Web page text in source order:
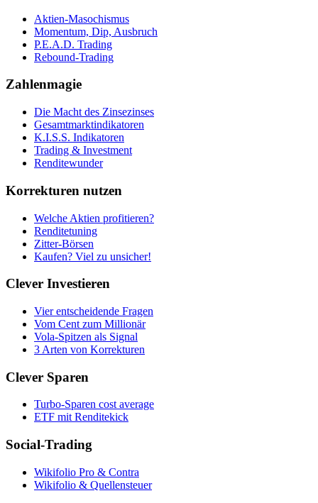
Aktien-Masochismus
Momentum, Dip, Ausbruch
P.E.A.D. Trading
Rebound-Trading
Zahlenmagie
Die Macht des Zinsezinses
Gesamtmarktindikatoren
K.I.S.S. Indikatoren
Trading & Investment
Renditewunder
Korrekturen nutzen
Welche Aktien profitieren?
Renditetuning
Zitter-Börsen
Kaufen? Viel zu unsicher!
Clever Investieren
Vier entscheidende Fragen
Vom Cent zum Millionär
Vola-Spitzen als Signal
3 Arten von Korrekturen
Clever Sparen
Turbo-Sparen cost average
ETF mit Renditekick
Social-Trading
Wikifolio Pro & Contra
Wikifolio & Quellensteuer